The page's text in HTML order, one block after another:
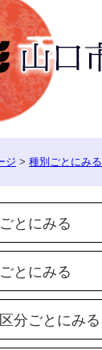
ジ > 種別ごとにみる
とにみる
とにみる
分ごとにみる